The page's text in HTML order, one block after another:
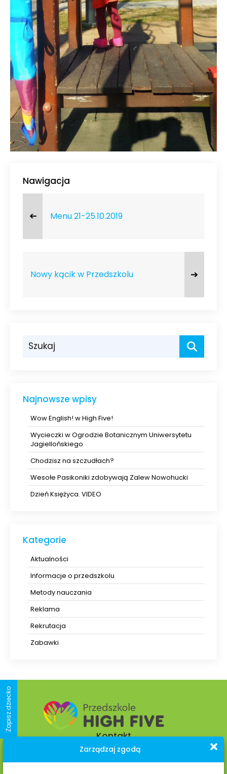
Zarządzaj zgodą
Nawigacja
➔ Menu 21-25.10.2019
Nowy kącik w Przedszkolu ➔
Najnowsze wpisy
Wow English! w High Five!
Wycieczki w Ogrodzie Botanicznym Uniwersytetu
Jagiellońskiego
Chodzisz na szczudłach?
Wesołe Pasikoniki zdobywają Zalew Nowohucki
Dzień Księżyca. VIDEO
Kategorie
Aktualności
Informacje o przedszkolu
Metody nauczania
Reklama
Rekrutacja
Zabawki
Zapisz dziecko
Kontakt